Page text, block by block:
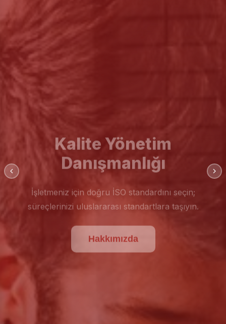
Kalite Yönetim
Danışmanlığı
İşletmeniz için doğru İSO standardını seçin;
süreçlerinizi uluslararası standartlara taşıyın.